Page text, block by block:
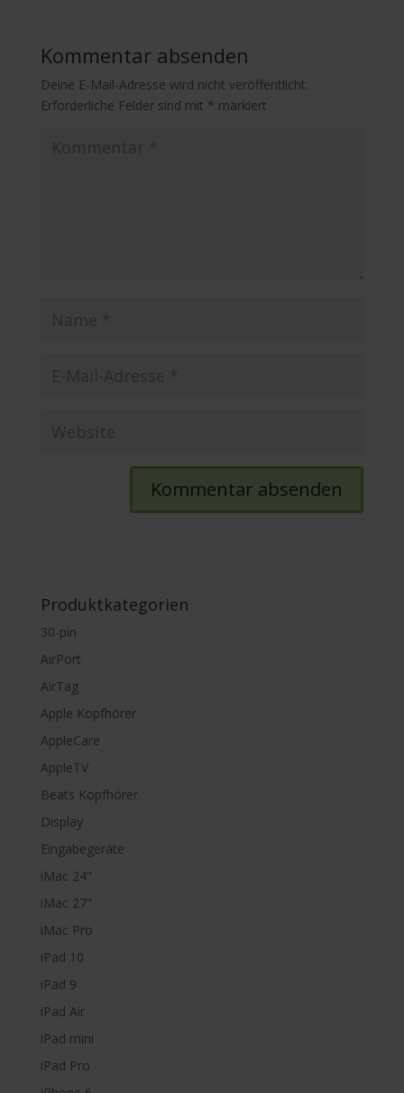
Kommentar absenden
Deine E-Mail-Adresse wird nicht veröffentlicht.
Erforderliche Felder sind mit * markiert
Produktkategorien
30-pin
AirPort
AirTag
Apple Kopfhörer
AppleCare
AppleTV
Beats Kopfhörer
Display
Eingabegeräte
iMac 24"
iMac 27"
iMac Pro
iPad 10
iPad 9
iPad Air
iPad mini
iPad Pro